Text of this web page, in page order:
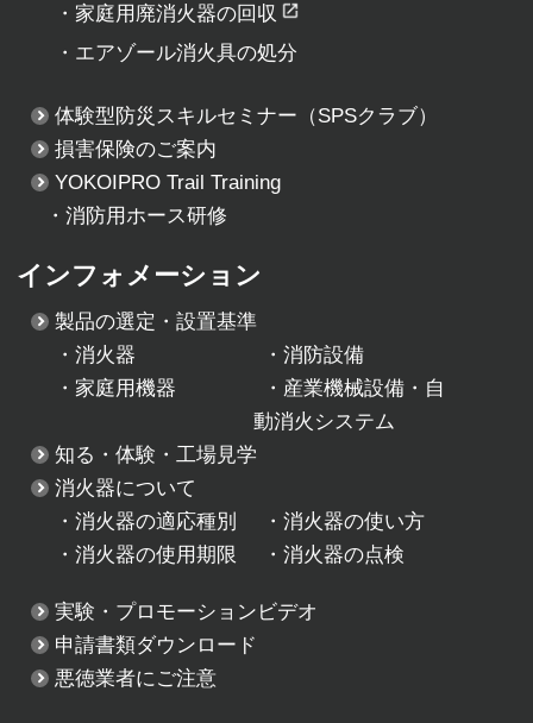
・ 家庭用廃消火器の回収
・ エアゾール消火具の処分
体験型防災スキルセミナー （SPSクラブ）
損害保険のご案内
YOKOIPRO Trail Training
・消防用ホース研修
インフォメーション
製品の選定・設置基準
・消火器 ・ 消防設備
・ 家庭用機器 ・ 産業機械設備・自
動消火システム
知る・体験・工場見学
消火器について
・消火器の適応種別 ・ 消火器の使い方
・消火器の使用期限 ・ 消火器の点検
実験・プロモーションビデオ
申請書類ダウンロード
悪徳業者にご注意